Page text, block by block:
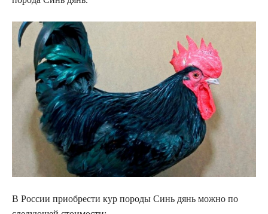
В России приобрести кур породы Синь дянь можно по